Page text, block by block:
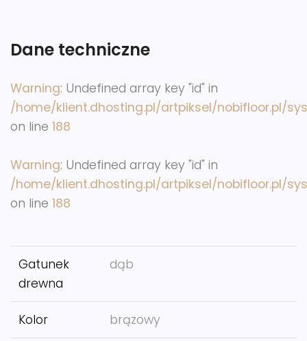
Dane techniczne
Warning: Undefined array key "id" in
/home/klient.dhosting.pl/artpiksel/nobifloor.pl/
on line 188
Warning: Undefined array key "id" in
/home/klient.dhosting.pl/artpiksel/nobifloor.pl/
on line 188
Gatunek
drewna
dąb
Kolor brązowy